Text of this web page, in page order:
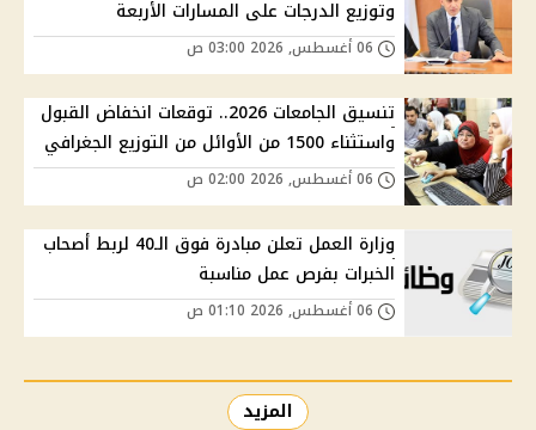
وتوزيع الدرجات على المسارات الأربعة
تنسيق الجامعات 2026.. توقعات انخفاض القبول
واستثناء 1500 من الأوائل من التوزيع الجغرافي
وزارة العمل تعلن مبادرة فوق الـ40 لربط أصحاب
الخبرات بفرص عمل مناسبة
المزيد